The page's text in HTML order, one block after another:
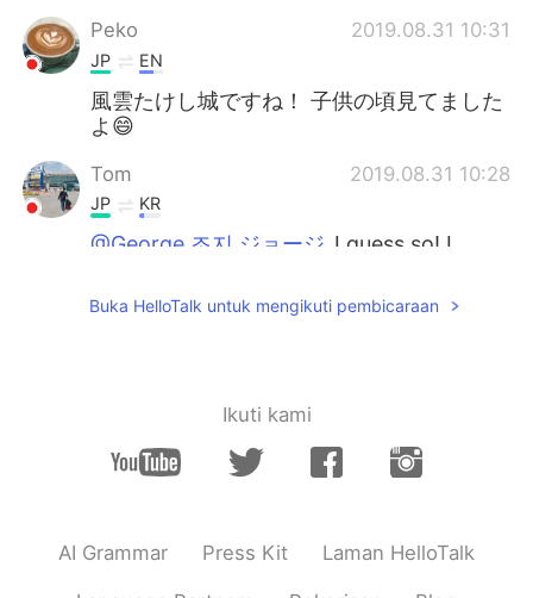
Peko 2019.08.31 10:31
JP EN
風雲たけし城ですね！ 子供の頃見てました
よ😄
Tom 2019.08.31 10:28
JP KR
@George 조지 ジョージ I guess so! I
George 조지 ジョージ 2019.08.31 10:25
EN JP
George 조지 ジョージ 2019.08.31 10:21
Buka HelloTalk untuk mengikuti pembicaraan
Ikuti kami
AI Grammar Press Kit Laman HelloTalk